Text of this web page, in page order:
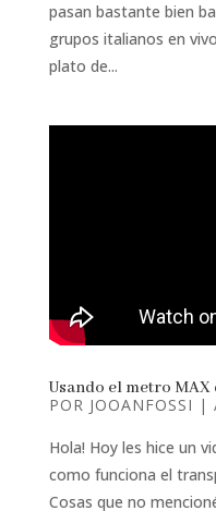
pasan bastante bien
grupos italianos en
plato de...
Usando el metro
POR JOOANFOSSI |
Hola! Hoy les hice un
como funciona el
Cosas que no